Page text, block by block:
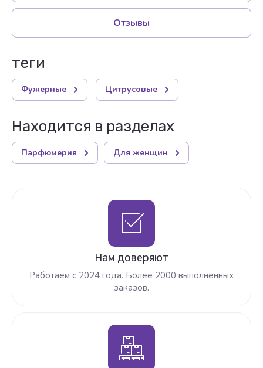
Отзывы
теги
Фужерные Цитрусовые
Находится в разделах
Парфюмерия Для женщин
Нам доверяют
Работаем с 2024 года. Более 2000 выполненных
заказов.